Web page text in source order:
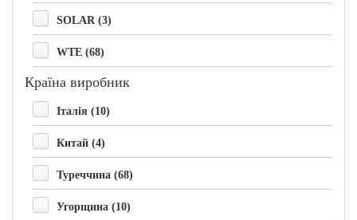
SOLAR (3)
WTE (68)
Країна виробник
Італія (10)
Китай (4)
Туреччина (68)
Угорщина (10)